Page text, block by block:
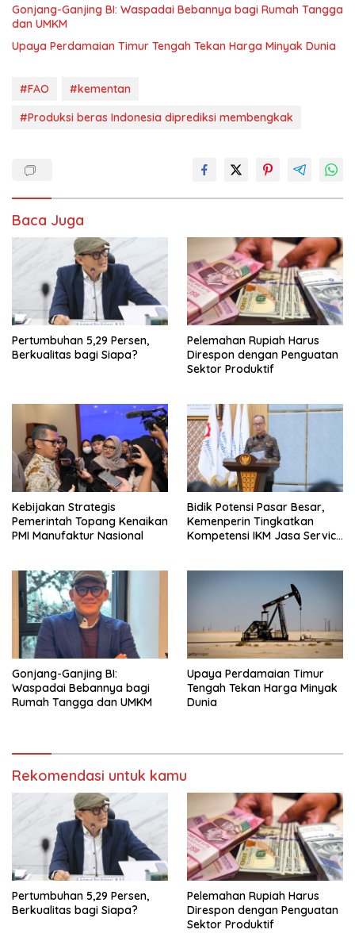
Gonjang-Ganjing BI: Waspadai Bebannya bagi Rumah Tangga
dan UMKM
Upaya Perdamaian Timur Tengah Tekan Harga Minyak Dunia
#FAO
#kementan
#Produksi beras Indonesia diprediksi membengkak
Baca Juga
Pertumbuhan 5,29 Persen,
Berkualitas bagi Siapa?
Pelemahan Rupiah Harus
Direspon dengan Penguatan
Sektor Produktif
Kebijakan Strategis
Pemerintah Topang Kenaikan
PMI Manufaktur Nasional
Bidik Potensi Pasar Besar,
Kemenperin Tingkatkan
Kompetensi IKM Jasa Service
Gonjang-Ganjing BI:
Waspadai Bebannya bagi
Rumah Tangga dan UMKM
Upaya Perdamaian Timur
Tengah Tekan Harga Minyak
Dunia
Rekomendasi untuk kamu
Pertumbuhan 5,29 Persen,
Berkualitas bagi Siapa?
Pelemahan Rupiah Harus
Direspon dengan Penguatan
Sektor Produktif